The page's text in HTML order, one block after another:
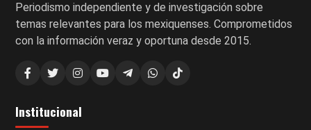
Periodismo independiente y de investigación sobre
temas relevantes para los mexiquenses. Comprometidos
con la información veraz y oportuna desde 2015.
Institucional